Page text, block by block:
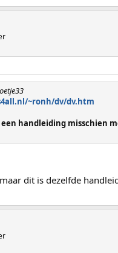
~ronh/dv/dv.htm
handleiding misschien
dit is dezelfde